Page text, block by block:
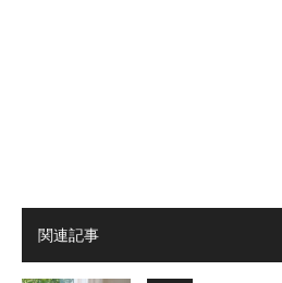
関連記事